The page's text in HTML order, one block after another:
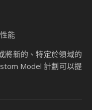
能
將新的、特定於領域的
Model 計劃可以提